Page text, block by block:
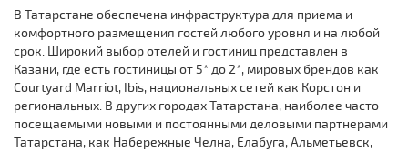
В Татарстане обеспечена инфраструктура для приема и
комфортного размещения гостей любого уровня и на любой
срок. Широкий выбор отелей и гостиниц представлен в
Казани, где есть гостиницы от 5* до 2*, мировых брендов как
Courtyard Marriot, Ibis, национальных сетей как Корстон и
региональных. В других городах Татарстана, наиболее часто
посещаемыми новыми и постоянными деловыми партнерами
Татарстана, как Набережные Челна, Елабуга, Альметьевск,